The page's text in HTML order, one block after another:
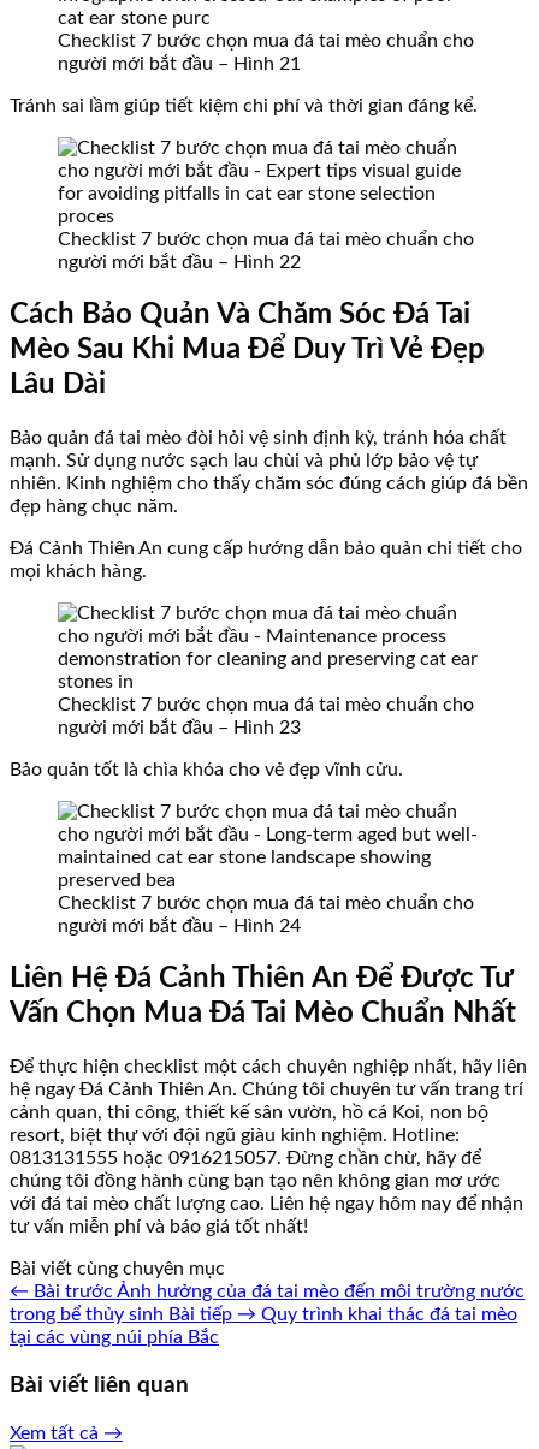
Checklist 7 bước chọn mua đá tai mèo chuẩn cho
người mới bắt đầu – Hình 21
Tránh sai lầm giúp tiết kiệm chi phí và thời gian đáng kể.
Checklist 7 bước chọn mua đá tai mèo chuẩn cho
người mới bắt đầu – Hình 22
Cách Bảo Quản Và Chăm Sóc Đá Tai
Mèo Sau Khi Mua Để Duy Trì Vẻ Đẹp
Lâu Dài
Bảo quản đá tai mèo đòi hỏi vệ sinh định kỳ, tránh hóa chất
mạnh. Sử dụng nước sạch lau chùi và phủ lớp bảo vệ tự
nhiên. Kinh nghiệm cho thấy chăm sóc đúng cách giúp đá bền
đẹp hàng chục năm.
Đá Cảnh Thiên An cung cấp hướng dẫn bảo quản chi tiết cho
mọi khách hàng.
Checklist 7 bước chọn mua đá tai mèo chuẩn cho
người mới bắt đầu – Hình 23
Bảo quản tốt là chìa khóa cho vẻ đẹp vĩnh cửu.
Checklist 7 bước chọn mua đá tai mèo chuẩn cho
người mới bắt đầu – Hình 24
Liên Hệ Đá Cảnh Thiên An Để Được Tư
Vấn Chọn Mua Đá Tai Mèo Chuẩn Nhất
Để thực hiện checklist một cách chuyên nghiệp nhất, hãy liên
hệ ngay Đá Cảnh Thiên An. Chúng tôi chuyên tư vấn trang trí
cảnh quan, thi công, thiết kế sân vườn, hồ cá Koi, non bộ
resort, biệt thự với đội ngũ giàu kinh nghiệm. Hotline:
0813131555 hoặc 0916215057. Đừng chần chừ, hãy để
chúng tôi đồng hành cùng bạn tạo nên không gian mơ ước
với đá tai mèo chất lượng cao. Liên hệ ngay hôm nay để nhận
tư vấn miễn phí và báo giá tốt nhất!
Bài viết cùng chuyên mục
← Bài trước Ảnh hưởng của đá tai mèo đến môi trường nước
trong bể thủy sinh Bài tiếp → Quy trình khai thác đá tai mèo
tại các vùng núi phía Bắc
Bài viết liên quan
Xem tất cả →